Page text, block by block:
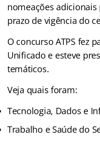
nomeações
prazo de vigência do
O concurso ATPS fez
Unificado e esteve
temáticos.
Veja quais foram:
Tecnologia, Dados e
Trabalho e Saúde do